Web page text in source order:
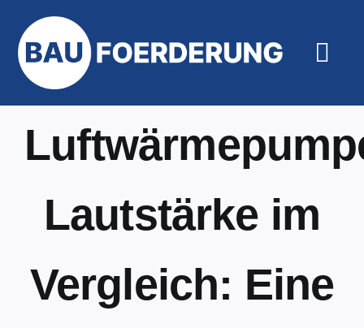
Inhalt
springen
Lautstärke im
Vergleich: Eine